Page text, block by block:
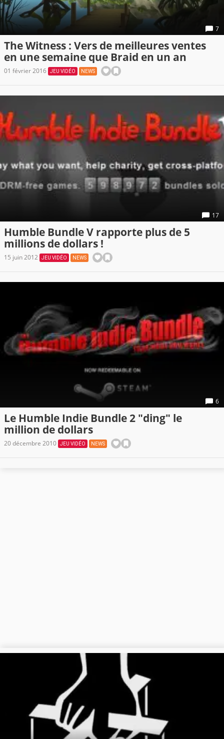
7
The Witness : Vers de meilleures ventes
en une semaine que Braid en un an
01 février 2016 JEU VIDÉO NEWS
17
Humble Bundle V rapporte plus de 5
millions de dollars !
15 juin 2012 JEU VIDÉO NEWS
6
Le Humble Indie Bundle 2 "ding" le
million de dollars
20 décembre 2010 JEU VIDÉO NEWS